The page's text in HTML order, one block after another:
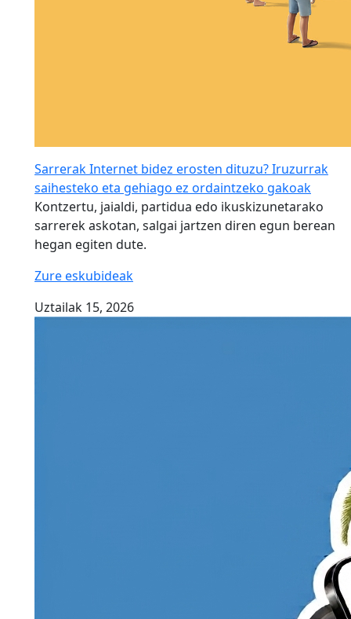
Sarrerak Internet bidez erosten dituzu? Iruzurrak
saihesteko eta gehiago ez ordaintzeko gakoak
Kontzertu, jaialdi, partidua edo ikuskizunetarako
sarrerek askotan, salgai jartzen diren egun berean
hegan egiten dute.
Zure eskubideak
Uztailak 15, 2026